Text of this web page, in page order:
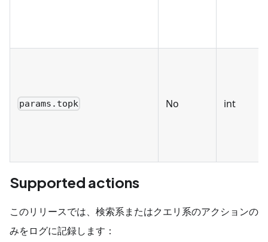
params.topk No int
Supported actions
このリリースでは、検索系またはクエリ系のアクションの
みをログに記録します：